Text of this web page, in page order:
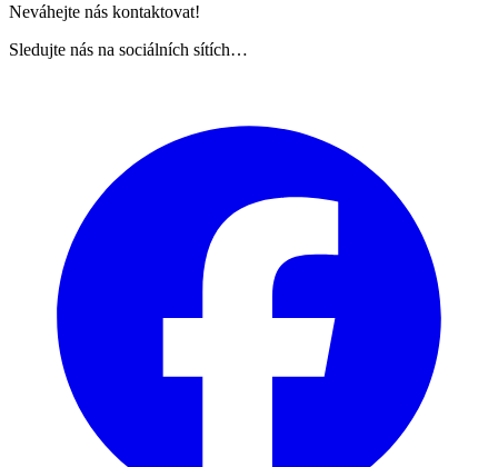
Neváhejte nás kontaktovat!
Sledujte nás na sociálních sítích…